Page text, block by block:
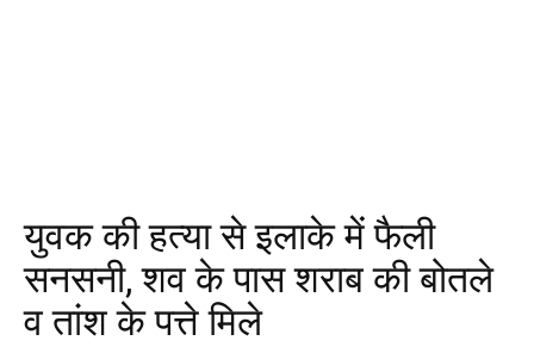
युवक की हत्या से इलाके में फैली
सनसनी, शव के पास शराब की बोतले
व तांश के पत्ते मिले